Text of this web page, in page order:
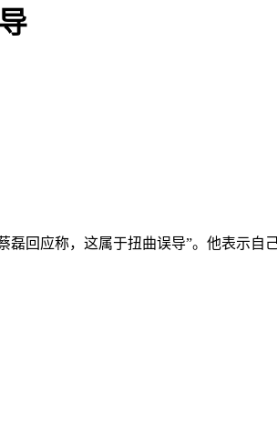
磊回应称，这属于扭曲误导”。他表示